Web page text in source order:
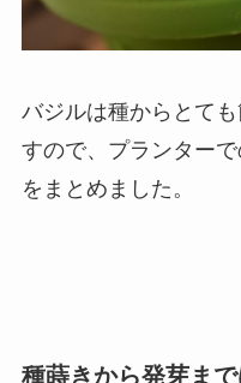
バジルは種からとて
すので、プランター
をまとめました。
種蒔きから発芽まで